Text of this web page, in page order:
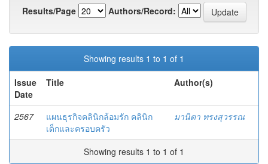
Results/Page
Authors/Record:
Showing results 1 to 1 of 1
Issue
Date
Title Author(s)
2567
แผนธุรกิจคลินิกล้อมรัก คลินิก
เด็กและครอบครัว
มานิตา ทรงสุวรรณ
Showing results 1 to 1 of 1